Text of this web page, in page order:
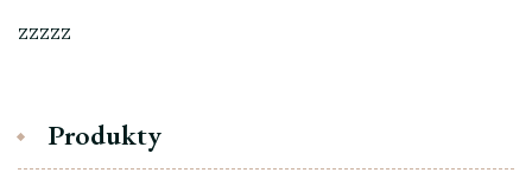
zzzzz
Produkty